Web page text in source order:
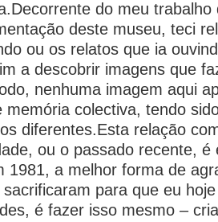
do meu trabalho
deste museu, teci
ou os relatos que ia
a descobrir imagens que
nenhuma imagem aqui
memória colectiva, tendo
diferentes.Esta relação
ou o passado recente, é
1981, a melhor forma de
para que eu
é fazer isso mesmo –